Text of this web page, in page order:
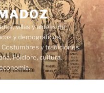
villas y aldeas de
y demográficos.
y tradiciones.
Folclore, cultura,